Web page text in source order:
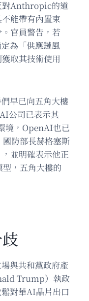
對Anthropic的道
能帶有內置束
官員警告，若
為「供應鏈風
取其技術使用
早已向五角大樓
公司已表示其
境，OpenAI也已
防部長赫格塞斯
並明確表示他正
，五角大樓的
與共和黨政府產
Trump）執政
對華AI晶片出口